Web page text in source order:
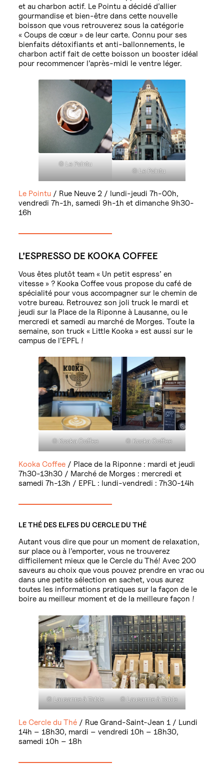
et au charbon actif. Le Pointu a décidé d’allier
gourmandise et bien-être dans cette nouvelle
boisson que vous retrouverez sous la catégorie
« Coups de cœur » de leur carte. Connu pour ses
bienfaits détoxifiants et anti-ballonnements, le
charbon actif fait de cette boisson un booster idéal
pour recommencer l’après-midi le ventre léger.
© Le Pointu
© Le Pointu
Le Pointu / Rue Neuve 2 / lundi-jeudi 7h-00h,
vendredi 7h-1h, samedi 9h-1h et dimanche 9h30-
16h
L’ESPRESSO DE KOOKA COFFEE
Vous êtes plutôt team « Un petit espress’ en
vitesse » ? Kooka Coffee vous propose du café de
spécialité pour vous accompagner sur le chemin de
votre bureau. Retrouvez son joli truck le mardi et
jeudi sur la Place de la Riponne à Lausanne, ou le
mercredi et samedi au marché de Morges. Toute la
semaine, son truck « Little Kooka » est aussi sur le
campus de l’EPFL !
© Kooka Coffee © Kooka Coffee
Kooka Coffee / Place de la Riponne : mardi et jeudi
7h30-13h30 / Marché de Morges : mercredi et
samedi 7h-13h / EPFL : lundi-vendredi : 7h30-14h
LE THÉ DES ELFES DU CERCLE DU THÉ
Autant vous dire que pour un moment de relaxation,
sur place ou à l’emporter, vous ne trouverez
difficilement mieux que le Cercle du Thé! Avec 200
saveurs au choix que vous pouvez prendre en vrac ou
dans une petite sélection en sachet, vous aurez
toutes les informations pratiques sur la façon de le
boire au meilleur moment et de la meilleure façon !
© Lausanne à Table © Lausanne à Table
Le Cercle du Thé / Rue Grand-Saint-Jean 1 / Lundi
14h – 18h30, mardi – vendredi 10h – 18h30,
samedi 10h – 18h